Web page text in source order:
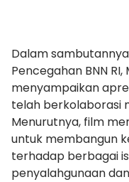
Dalam
Pencegahan BNN
menyampaikan
telah berkolaborasi
Menurutnya, film
untuk membangun
terhadap berbagai
penyalahgunaan